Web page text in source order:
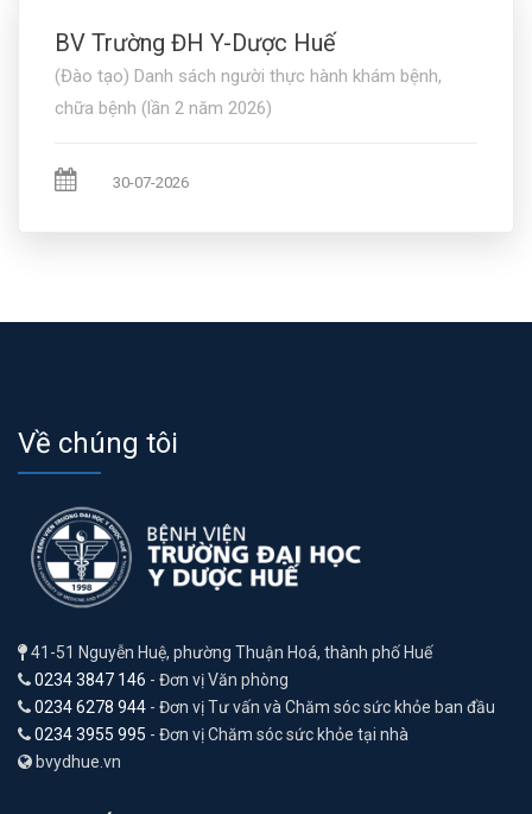
BV Trường ĐH Y-Dược Huế
(Đào tạo) Danh sách người thực hành khám bệnh,
chữa bệnh (lần 2 năm 2026)
30-07-2026
Về chúng tôi
41-51 Nguyễn Huệ, phường Thuận Hoá, thành phố Huế
0234 3847 146 - Đơn vị Văn phòng
0234 6278 944 - Đơn vị Tư vấn và Chăm sóc sức khỏe ban đầu
0234 3955 995 - Đơn vị Chăm sóc sức khỏe tại nhà
bvydhue.vn